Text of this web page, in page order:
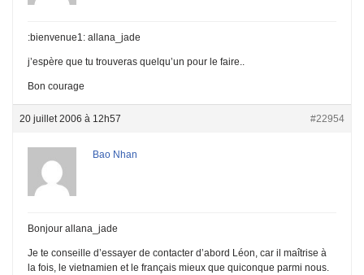
:bienvenue1: allana_jade
j’espère que tu trouveras quelqu’un pour le faire..
Bon courage
20 juillet 2006 à 12h57 #22954
Bao Nhan
Bonjour allana_jade
Je te conseille d’essayer de contacter d’abord Léon, car il maîtrise à
la fois, le vietnamien et le français mieux que quiconque parmi nous.